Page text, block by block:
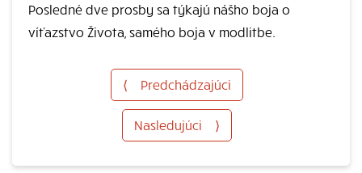
Posledné dve prosby sa týkajú nášho boja o
víťazstvo Života, samého boja v modlitbe.
⟨ Predchádzajúci
Nasledujúci ⟩